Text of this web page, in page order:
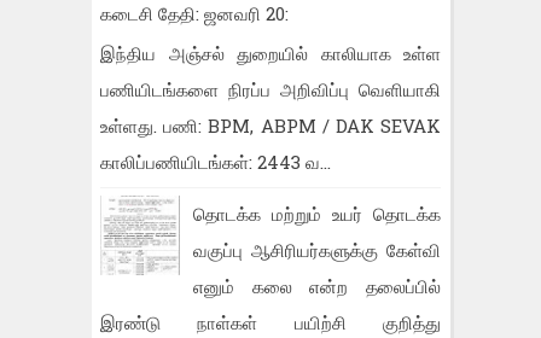
கடைசி தேதி: ஜனவரி 20:
இந்திய அஞ்சல் துறையில் காலியாக உள்ள
பணியிடங்களை நிரப்ப அறிவிப்பு வெளியாகி
உள்ளது. பணி: BPM, ABPM / DAK SEVAK
காலிப்பணியிடங்கள்: 2443 வ...
தொடக்க மற்றும் உயர் தொடக்க
வகுப்பு ஆசிரியர்களுக்கு கேள்வி
எனும் கலை என்ற தலைப்பில்
இரண்டு நாள்கள் பயிற்சி குறித்து